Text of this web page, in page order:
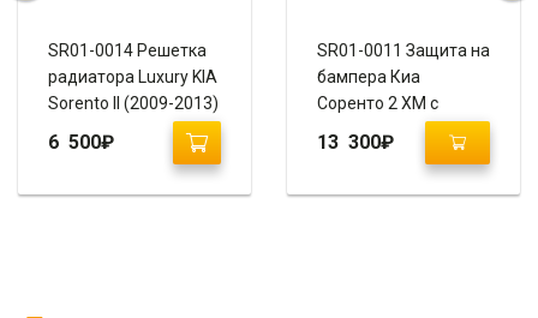
SR01-0014 Решетка
радиатора Luxury KIA
Sorento II (2009-2013)
6 500₽
SR01-0011 Защита на
бампера Киа
Соренто 2 ХМ с
надписью “Sorento R”
(комплект.)
13 300₽